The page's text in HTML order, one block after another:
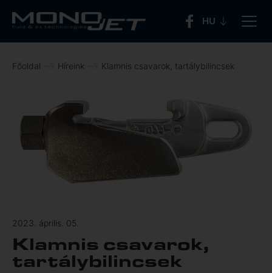
Főoldal Híreink Klamnis csavarok, tartálybilincsek
2023. április. 05.
Klamnis csavarok,
tartálybilincsek